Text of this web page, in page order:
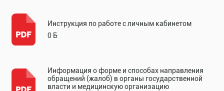
Инструкция по работе с личным кабинетом
0 Б
Информация о форме и способах направления
обращений (жалоб) в органы государственной
власти и медицинскую организацию